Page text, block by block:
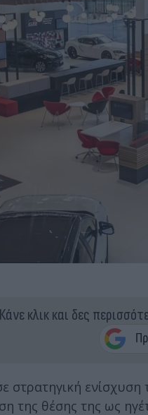
Κάνε κλικ και δες
ενίσχυση
της θέσης της ως